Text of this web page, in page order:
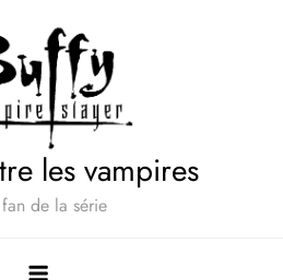
les vampires
de la série